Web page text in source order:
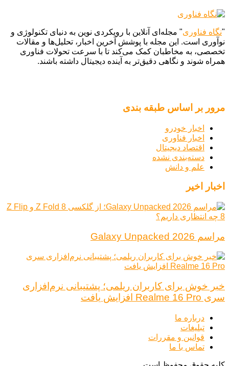
"نگاه فناوری" مجله‌ای آنلاین با رویکردی نوین به دنیای تکنولوژی و
نوآوری است. این مجله با پوشش آخرین اخبار، تحلیل‌ها و مقالات
تخصصی، به مخاطبان کمک می‌کند تا با سرعت تحولات فناوری
همراه شوند و نگاهی دقیق‌تر به آینده دیجیتال داشته باشند.
مرور بر اساس طبقه بندی
اخبار خودرو
اخبار فناوری
اقتصاد دیجیتال
دسته‌بندی نشده
علم و دانش
اخبار اخیر
مراسم Galaxy Unpacked 2026
خبر خوش برای کاربران ریلمی؛ پشتیبانی نرم‌افزاری
سری Realme 16 Pro افزایش یافت
درباره ما
تبلیغات
قوانین و مقررات
تماس با ما